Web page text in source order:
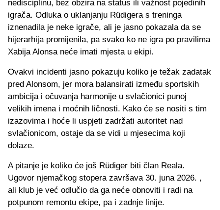
nedisciplinu, bez obzira na status ili važnost pojedinih
igrača. Odluka o uklanjanju Rüdigera s treninga
iznenadila je neke igrače, ali je jasno pokazala da se
hijerarhija promijenila, pa svako ko ne igra po pravilima
Xabija Alonsa neće imati mjesta u ekipi.
Ovakvi incidenti jasno pokazuju koliko je težak zadatak
pred Alonsom, jer mora balansirati između sportskih
ambicija i očuvanja harmonije u svlačionici punoj
velikih imena i moćnih ličnosti. Kako će se nositi s tim
izazovima i hoće li uspjeti zadržati autoritet nad
svlačionicom, ostaje da se vidi u mjesecima koji
dolaze.
A pitanje je koliko će još Rüdiger biti član Reala.
Ugovor njemačkog stopera završava 30. juna 2026. ,
ali klub je već odlučio da ga neće obnoviti i radi na
potpunom remontu ekipe, pa i zadnje linije.